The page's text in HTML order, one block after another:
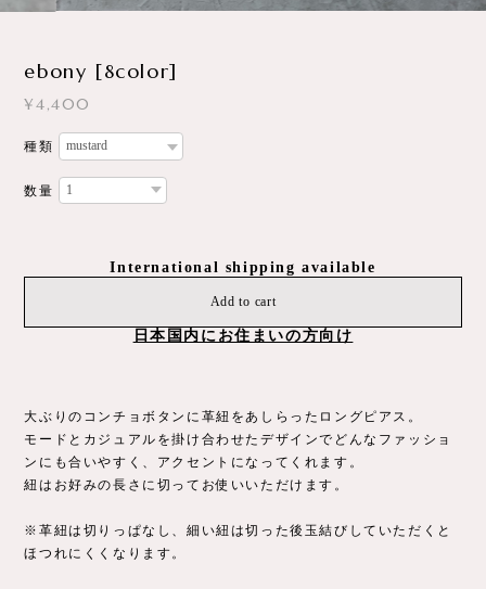
ebony [8color]
¥4,400
種類
数量
International shipping available
Add to cart
日本国内にお住まいの方向け
大ぶりのコンチョボタンに革紐をあしらったロングピアス。
モードとカジュアルを掛け合わせたデザインでどんなファッショ
ンにも合いやすく、アクセントになってくれます。
紐はお好みの長さに切ってお使いいただけます。
※革紐は切りっぱなし、細い紐は切った後玉結びしていただくと
ほつれにくくなります。